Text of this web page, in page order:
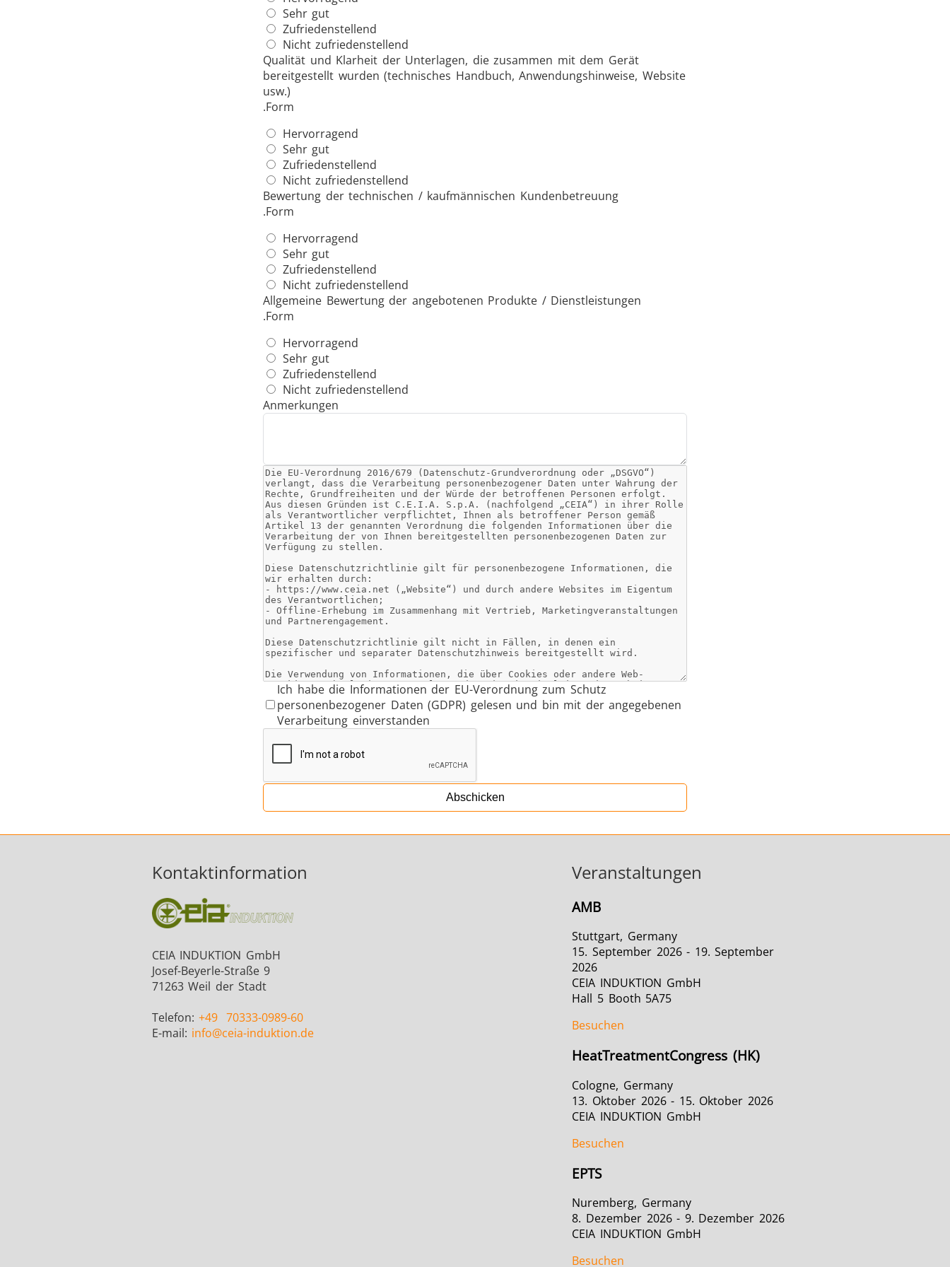
Befestigung
Halbleiter
Metallwerkzeuge
Sehr gut
Zufriedenstellend
Nicht zufriedenstellend
Qualität und Klarheit der Unterlagen, die zusammen mit dem Gerät
bereitgestellt wurden (technisches Handbuch, Anwendungshinweise, Website
usw.)
.Form
Hervorragend
Sehr gut
Zufriedenstellend
Nicht zufriedenstellend
Bewertung der technischen / kaufmännischen Kundenbetreuung
.Form
Hervorragend
Sehr gut
Zufriedenstellend
Nicht zufriedenstellend
Allgemeine Bewertung der angebotenen Produkte / Dienstleistungen
.Form
Hervorragend
Sehr gut
Zufriedenstellend
Nicht zufriedenstellend
Anmerkungen
Ich habe die Informationen der EU-Verordnung zum Schutz
personenbezogener Daten (GDPR) gelesen und bin mit der angegebenen
Verarbeitung einverstanden
Abschicken
Kontaktinformation
CEIA INDUKTION GmbH
Josef-Beyerle-Straße 9
71263 Weil der Stadt
Telefon:+49 70333-0989-60
E-mail: info@ceia-induktion.de
Veranstaltungen
AMB
Stuttgart, Germany
15. September 2026 - 19. September
2026
CEIA INDUKTION GmbH
Hall 5 Booth 5A75
Besuchen
HeatTreatmentCongress (HK)
Cologne, Germany
13. Oktober 2026 - 15. Oktober 2026
CEIA INDUKTION GmbH
Besuchen
EPTS
Nuremberg, Germany
8. Dezember 2026 - 9. Dezember 2026
CEIA INDUKTION GmbH
Besuchen